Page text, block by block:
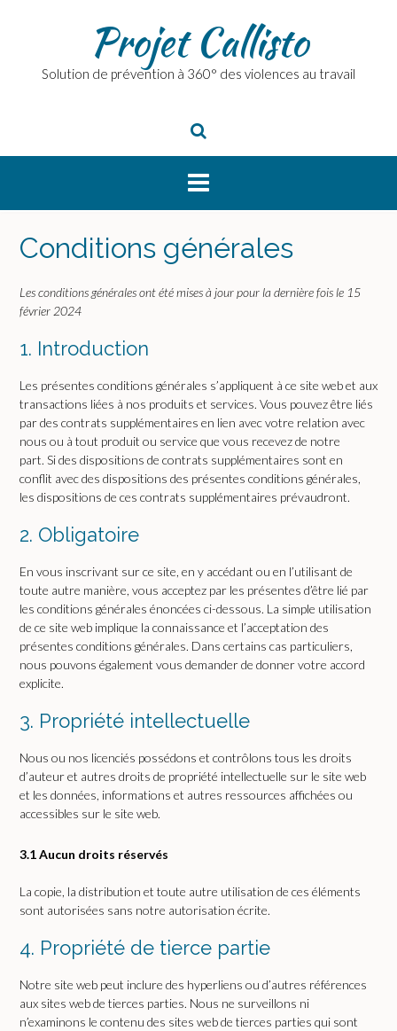
Projet Callisto
Solution de prévention à 360° des violences au travail
Conditions générales
Les conditions générales ont été mises à jour pour la dernière fois le 15
février 2024
1. Introduction
Les présentes conditions générales s’appliquent à ce site web et aux
transactions liées à nos produits et services. Vous pouvez être liés
par des contrats supplémentaires en lien avec votre relation avec
nous ou à tout produit ou service que vous recevez de notre
part. Si des dispositions de contrats supplémentaires sont en
conflit avec des dispositions des présentes conditions générales,
les dispositions de ces contrats supplémentaires prévaudront.
2. Obligatoire
En vous inscrivant sur ce site, en y accédant ou en l’utilisant de
toute autre manière, vous acceptez par les présentes d’être lié par
les conditions générales énoncées ci-dessous. La simple utilisation
de ce site web implique la connaissance et l’acceptation des
présentes conditions générales. Dans certains cas particuliers,
nous pouvons également vous demander de donner votre accord
explicite.
3. Propriété intellectuelle
Nous ou nos licenciés possédons et contrôlons tous les droits
d’auteur et autres droits de propriété intellectuelle sur le site web
et les données, informations et autres ressources affichées ou
accessibles sur le site web.
3.1 Aucun droits réservés
La copie, la distribution et toute autre utilisation de ces éléments
sont autorisées sans notre autorisation écrite.
4. Propriété de tierce partie
Notre site web peut inclure des hyperliens ou d’autres références
aux sites web de tierces parties. Nous ne surveillons ni
n’examinons le contenu des sites web de tierces parties qui sont